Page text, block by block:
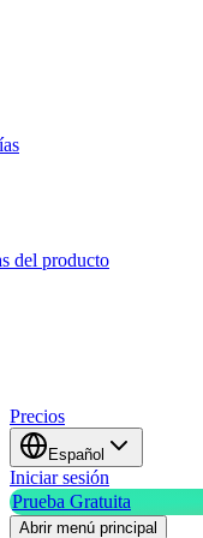
del producto
Precios
Español
Iniciar sesión
Prueba Gratuita
Abrir menú principal